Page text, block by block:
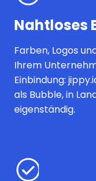
Nahtloses
Farben, Logos
Ihrem
Einbindung:
als Bubble, in
eigenständig.